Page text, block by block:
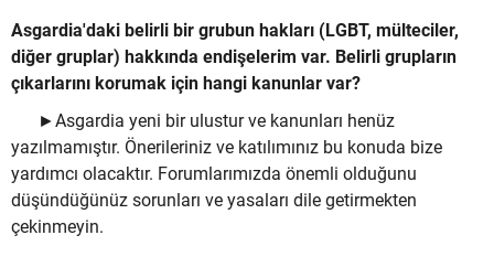
Asgardia'daki belirli bir grubun hakları (LGBT, mülteciler,
diğer gruplar) hakkında endişelerim var. Belirli grupların
çıkarlarını korumak için hangi kanunlar var?
►Asgardia yeni bir ulustur ve kanunları henüz
yazılmamıştır. Önerileriniz ve katılımınız bu konuda bize
yardımcı olacaktır. Forumlarımızda önemli olduğunu
düşündüğünüz sorunları ve yasaları dile getirmekten
çekinmeyin.